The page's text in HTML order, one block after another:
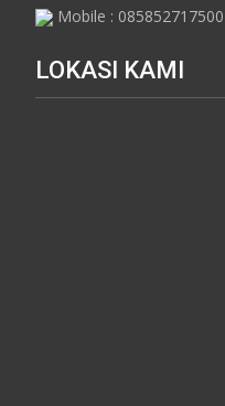
Mobile : 085852717500
LOKASI KAMI